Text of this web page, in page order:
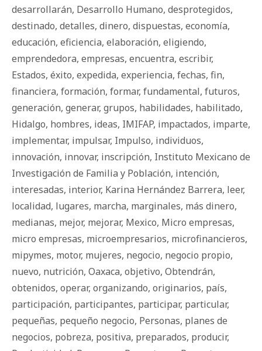
desarrollarán, Desarrollo Humano, desprotegidos,
destinado, detalles, dinero, dispuestas, economía,
educación, eficiencia, elaboración, eligiendo,
emprendedora, empresas, encuentra, escribir,
Estados, éxito, expedida, experiencia, fechas, fin,
financiera, formación, formar, fundamental, futuros,
generación, generar, grupos, habilidades, habilitado,
Hidalgo, hombres, ideas, IMIFAP, impactados, imparte,
implementar, impulsar, Impulso, individuos,
innovación, innovar, inscripción, Instituto Mexicano de
Investigación de Familia y Población, intención,
interesadas, interior, Karina Hernández Barrera, leer,
localidad, lugares, marcha, marginales, más dinero,
medianas, mejor, mejorar, Mexico, Micro empresas,
micro empresas, microempresarios, microfinancieros,
mipymes, motor, mujeres, negocio, negocio propio,
nuevo, nutrición, Oaxaca, objetivo, Obtendrán,
obtenidos, operar, organizando, originarios, país,
participación, participantes, participar, particular,
pequeñas, pequeño negocio, Personas, planes de
negocios, pobreza, positiva, preparados, producir,